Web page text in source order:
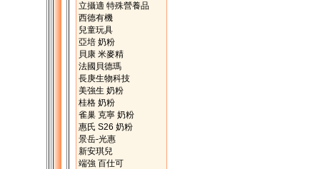
立攝適 特殊營養品
西德有機
兒童玩具
亞培 奶粉
貝康 米麥精
法國貝德瑪
長庚生物科技
美強生 奶粉
桂格 奶粉
雀巢 克寧 奶粉
惠氏 S26 奶粉
景岳-光惠
新安琪兒
端強 百仕可